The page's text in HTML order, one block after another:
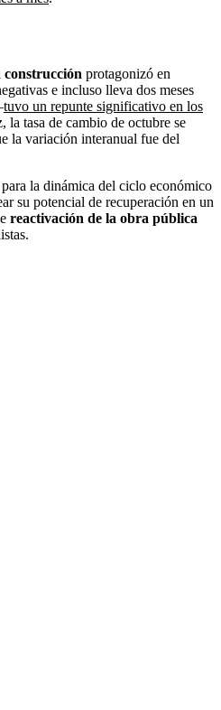
construcción protagonizó en
e incluso lleva dos meses
tuvo un repunte significativo en los
la tasa de cambio de octubre se
la variación interanual fue del
la dinámica del ciclo económico
su potencial de recuperación en un
reactivación de la obra pública